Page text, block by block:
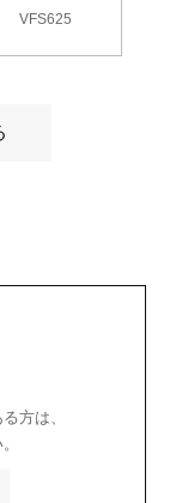
VFS625
方は、